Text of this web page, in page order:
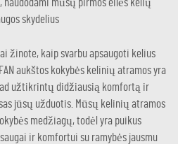
naudodami mūsų pirmos eilės kelių
skydelius
žinote, kaip svarbu apsaugoti kelius
aukštos kokybės kelinių atramos yra
užtikrintų didžiausią komfortą ir
jūsų užduotis. Mūsų kelinių atramos
medžiagų, todėl yra puikus
ir komfortui su ramybės jausmu